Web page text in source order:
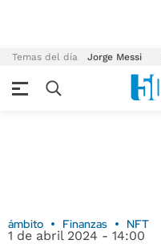
Temas del día Jorge Messi
ámbito Finanzas NFT
1 de abril 2024 - 14:00